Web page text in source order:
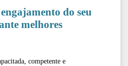
do seu
melhores
competente e